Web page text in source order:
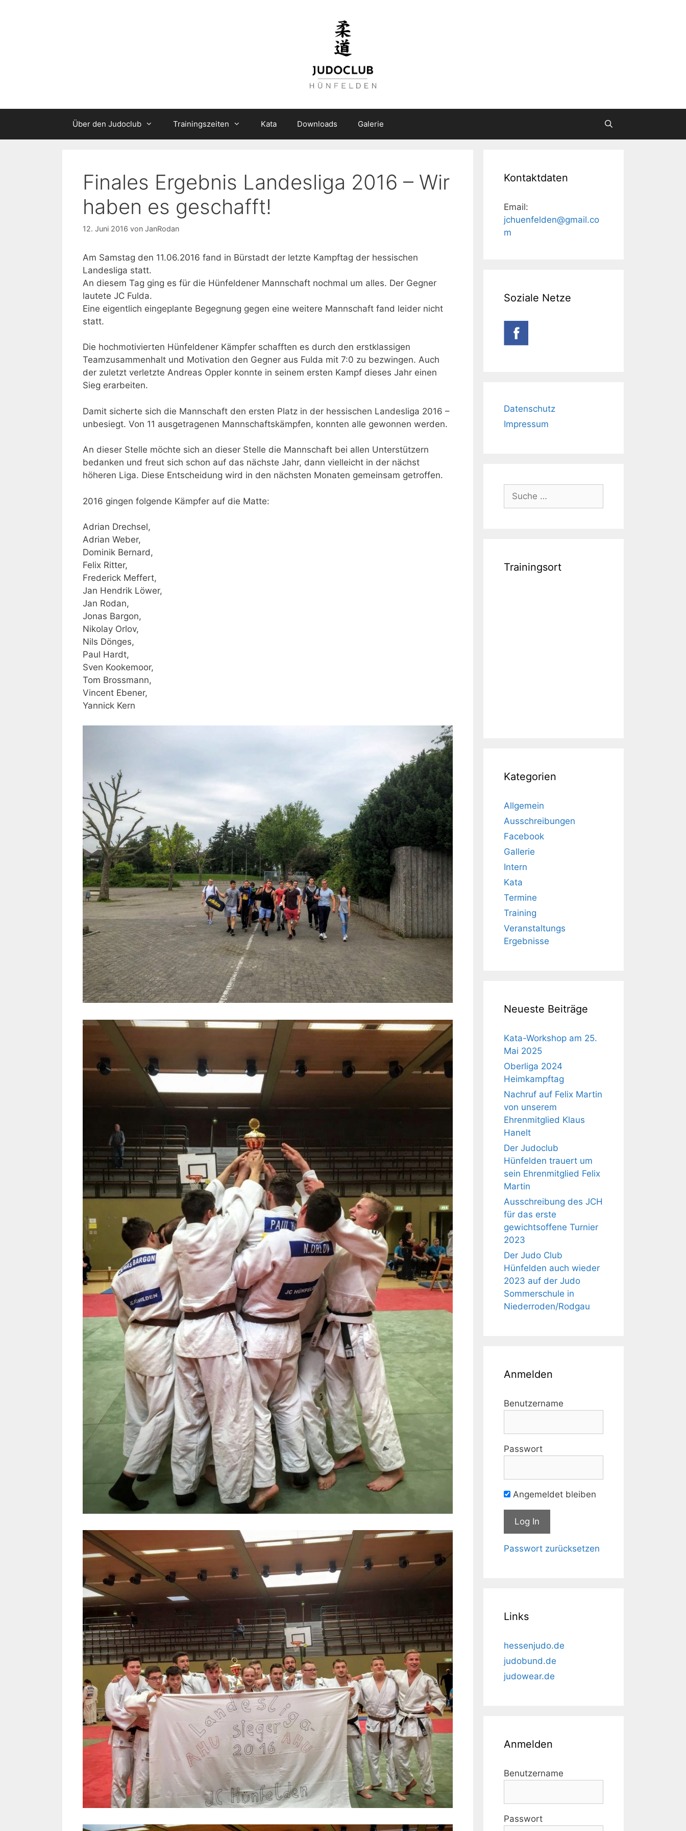
Über den Judoclub Trainingszeiten Kata Downloads Galerie
Finales Ergebnis Landesliga 2016 – Wir
haben es geschafft!
12. Juni 2016 von JanRodan
Am Samstag den 11.06.2016 fand in Bürstadt der letzte Kampftag der hessischen
Landesliga statt.
An diesem Tag ging es für die Hünfeldener Mannschaft nochmal um alles. Der Gegner
lautete JC Fulda.
Eine eigentlich eingeplante Begegnung gegen eine weitere Mannschaft fand leider nicht
statt.
Die hochmotivierten Hünfeldener Kämpfer schafften es durch den erstklassigen
Teamzusammenhalt und Motivation den Gegner aus Fulda mit 7:0 zu bezwingen. Auch
der zuletzt verletzte Andreas Oppler konnte in seinem ersten Kampf dieses Jahr einen
Sieg erarbeiten.
Damit sicherte sich die Mannschaft den ersten Platz in der hessischen Landesliga 2016 –
unbesiegt. Von 11 ausgetragenen Mannschaftskämpfen, konnten alle gewonnen werden.
An dieser Stelle möchte sich an dieser Stelle die Mannschaft bei allen Unterstützern
bedanken und freut sich schon auf das nächste Jahr, dann vielleicht in der nächst
höheren Liga. Diese Entscheidung wird in den nächsten Monaten gemeinsam getroffen.
2016 gingen folgende Kämpfer auf die Matte:
Adrian Drechsel,
Adrian Weber,
Dominik Bernard,
Felix Ritter,
Frederick Meffert,
Jan Hendrik Löwer,
Jan Rodan,
Jonas Bargon,
Nikolay Orlov,
Nils Dönges,
Paul Hardt,
Sven Kookemoor,
Tom Brossmann,
Vincent Ebener,
Yannick Kern
Kontaktdaten
Email:
jchuenfelden@gmail.co
m
Soziale Netze
Datenschutz
Impressum
Suche
nach:
Trainingsort
Kategorien
Allgemein
Ausschreibungen
Facebook
Gallerie
Intern
Kata
Termine
Training
Veranstaltungs
Ergebnisse
Neueste Beiträge
Kata-Workshop am 25.
Mai 2025
Oberliga 2024
Heimkampftag
Nachruf auf Felix Martin
von unserem
Ehrenmitglied Klaus
Hanelt
Der Judoclub
Hünfelden trauert um
sein Ehrenmitglied Felix
Martin
Ausschreibung des JCH
für das erste
gewichtsoffene Turnier
2023
Der Judo Club
Hünfelden auch wieder
2023 auf der Judo
Sommerschule in
Niederroden/Rodgau
Anmelden
Benutzername
Passwort
Angemeldet bleiben
Passwort zurücksetzen
Links
hessenjudo.de
judobund.de
judowear.de
Anmelden
Benutzername
Passwort